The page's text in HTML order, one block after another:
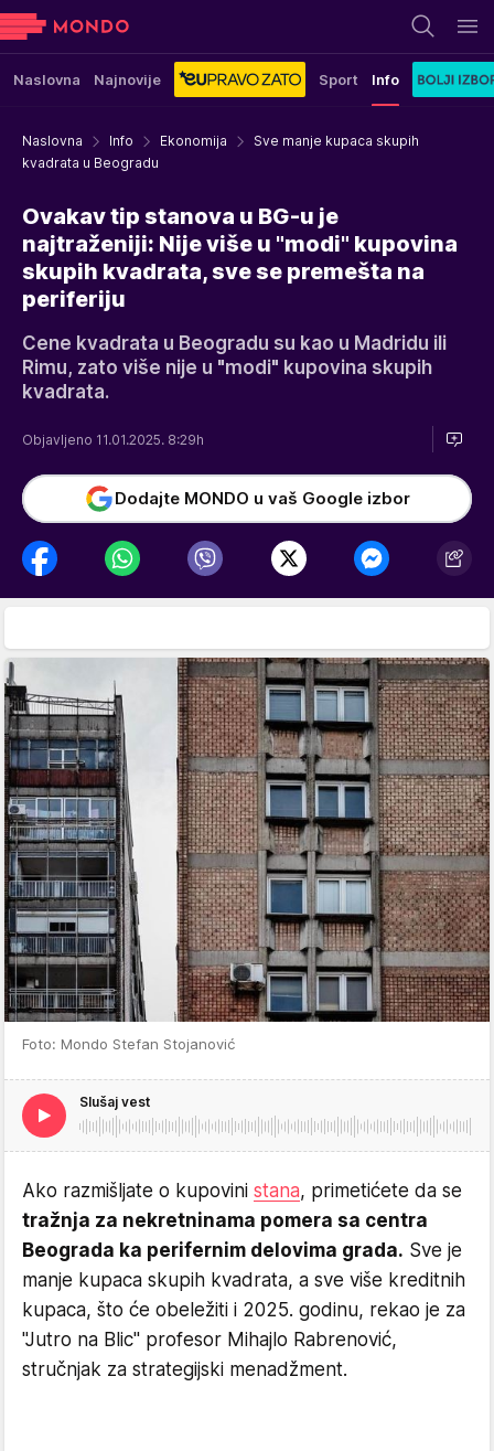
Naslovna Najnovije Sport Info
Naslovna Info Ekonomija
Sve manje kupaca skupih
kvadrata u Beogradu
Ovakav tip stanova u BG-u je
najtraženiji: Nije više u "modi" kupovina
skupih kvadrata, sve se premešta na
periferiju
Cene kvadrata u Beogradu su kao u Madridu ili
Rimu, zato više nije u "modi" kupovina skupih
kvadrata.
Objavljeno 11.01.2025. 8:29h
Dodajte MONDO u vaš Google izbor
Foto: Mondo Stefan Stojanović
Slušaj vest
Ako razmišljate o kupovini stana, primetićete da se
tražnja za nekretninama pomera sa centra
Beograda ka perifernim delovima grada. Sve je
manje kupaca skupih kvadrata, a sve više kreditnih
kupaca, što će obeležiti i 2025. godinu, rekao je za
"Jutro na Blic" profesor Mihajlo Rabrenović,
stručnjak za strategijski menadžment.